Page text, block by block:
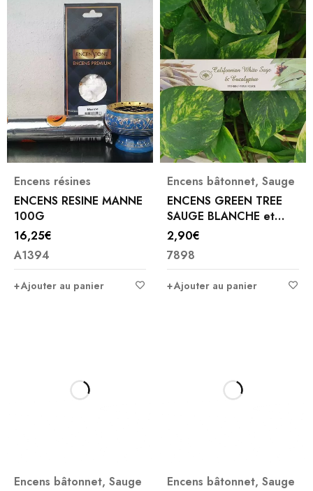
Encens résines
ENCENS RESINE MANNE
100G
16,25€
A1394
Ajouter au panier
Encens bâtonnet, Sauge
ENCENS GREEN TREE
SAUGE BLANCHE et
EUCALYPTUS
2,90€
7898
Ajouter au panier
Encens bâtonnet, Sauge
Encens bâtonnet, Sauge